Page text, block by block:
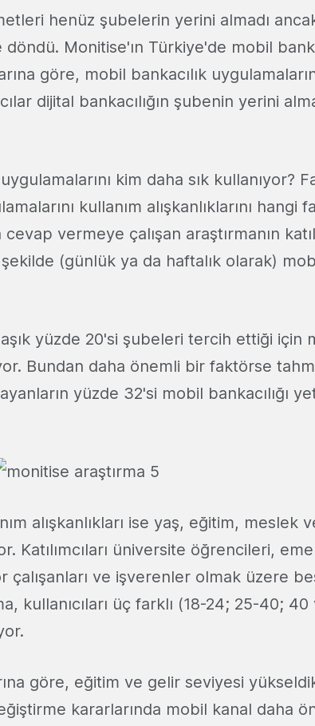
henüz şubelerin yerini almadı ancak
Monitise'ın Türkiye'de mobil
göre, mobil bankacılık
dijital bankacılığın şubenin yerini
kim daha sık kullanıyor?
kullanım alışkanlıklarını hangi
vermeye çalışan araştırmanın
(günlük ya da haftalık olarak)
yüzde 20'si şubeleri tercih ettiği için
Bundan daha önemli bir faktörse
yüzde 32'si mobil bankacılığı
alışkanlıkları ise yaş, eğitim, meslek
Katılımcıları üniversite öğrencileri,
çalışanları ve işverenler olmak üzere
kullanıcıları üç farklı (18-24; 25-40;
göre, eğitim ve gelir seviyesi
kararlarında mobil kanal daha